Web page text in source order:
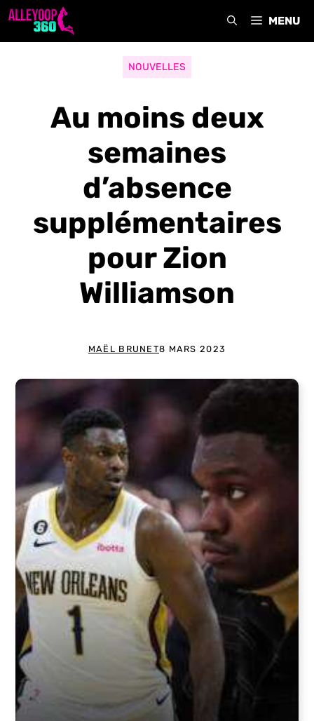
Aller
MENU
NOUVELLES
Au moins deux
semaines
d’absence
supplémentaires
pour Zion
Williamson
MAËL BRUNET8 MARS 2023